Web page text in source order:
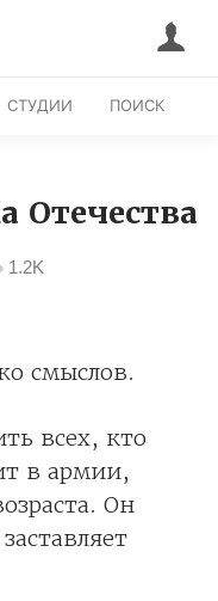
СТУДИИ ПОИСК
Отечества
1.2K
смыслов.
всех, кто
в армии,
Он